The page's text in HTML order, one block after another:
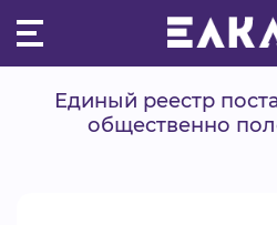
ПУЛЬС
Единый реестр
общественно